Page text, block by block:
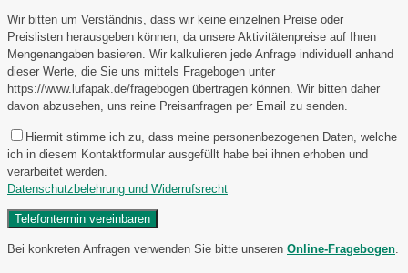
Wir bitten um Verständnis, dass wir keine einzelnen Preise oder
Preislisten herausgeben können, da unsere Aktivitätenpreise auf Ihren
Mengenangaben basieren. Wir kalkulieren jede Anfrage individuell anhand
dieser Werte, die Sie uns mittels Fragebogen unter
https://www.lufapak.de/fragebogen übertragen können. Wir bitten daher
davon abzusehen, uns reine Preisanfragen per Email zu senden.
Hiermit stimme ich zu, dass meine personenbezogenen Daten, welche
ich in diesem Kontaktformular ausgefüllt habe bei ihnen erhoben und
verarbeitet werden.
Datenschutzbelehrung und Widerrufsrecht
Bei konkreten Anfragen verwenden Sie bitte unseren Online-Fragebogen